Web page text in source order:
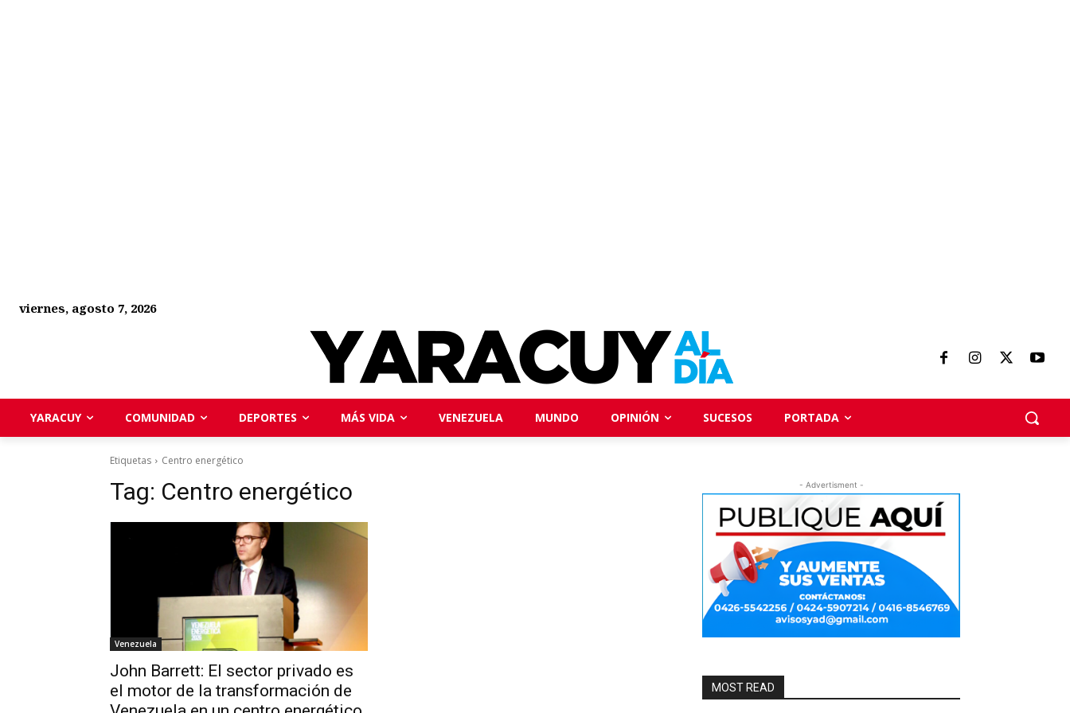
viernes, agosto 7, 2026
YARACUY COMUNIDAD DEPORTES MÁS VIDA VENEZUELA MUNDO OPINIÓN SUCESOS PORTADA
Etiquetas Centro energético
Tag: Centro energético
Venezuela
John Barrett: El sector privado es
el motor de la transformación de
- Advertisment -
MOST READ